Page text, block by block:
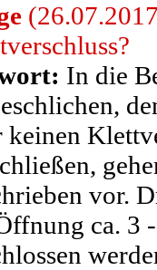
In die
keinen
vor.
ca. 3